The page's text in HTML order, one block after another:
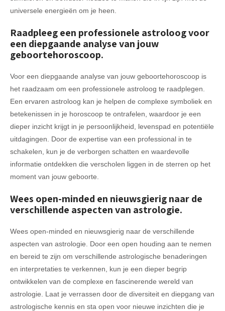
universele energieën om je heen.
Raadpleeg een professionele astroloog voor
een diepgaande analyse van jouw
geboortehoroscoop.
Voor een diepgaande analyse van jouw geboortehoroscoop is
het raadzaam om een professionele astroloog te raadplegen.
Een ervaren astroloog kan je helpen de complexe symboliek en
betekenissen in je horoscoop te ontrafelen, waardoor je een
dieper inzicht krijgt in je persoonlijkheid, levenspad en potentiële
uitdagingen. Door de expertise van een professional in te
schakelen, kun je de verborgen schatten en waardevolle
informatie ontdekken die verscholen liggen in de sterren op het
moment van jouw geboorte.
Wees open-minded en nieuwsgierig naar de
verschillende aspecten van astrologie.
Wees open-minded en nieuwsgierig naar de verschillende
aspecten van astrologie. Door een open houding aan te nemen
en bereid te zijn om verschillende astrologische benaderingen
en interpretaties te verkennen, kun je een dieper begrip
ontwikkelen van de complexe en fascinerende wereld van
astrologie. Laat je verrassen door de diversiteit en diepgang van
astrologische kennis en sta open voor nieuwe inzichten die je